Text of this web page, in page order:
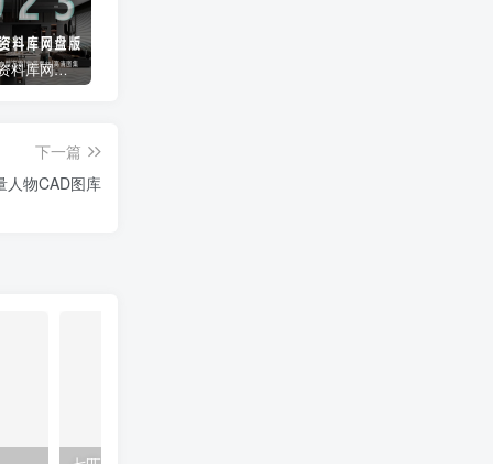
2023拓者资料库网盘版800GB | CAD施工图+3D模型+户型方案+高清图集等
下一篇
人物CAD图库